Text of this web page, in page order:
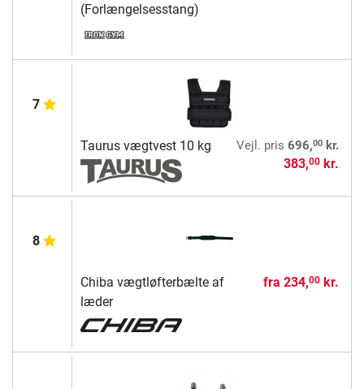
(Forlængelsesstang)
7
Taurus vægtvest 10 kg Vejl. pris 696,00kr.
383,00kr.
8
Chiba vægtløfterbælte af
læder
fra 234,00kr.